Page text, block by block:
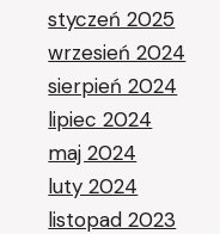
styczeń 2025
wrzesień 2024
sierpień 2024
lipiec 2024
maj 2024
luty 2024
listopad 2023